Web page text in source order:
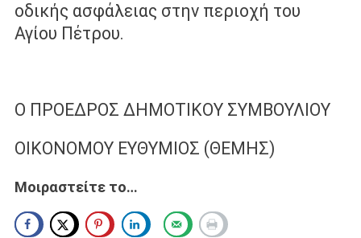
οδικής ασφάλειας στην περιοχή του
Αγίου Πέτρου.
Ο ΠΡΟΕΔΡΟΣ ΔΗΜΟΤΙΚΟΥ ΣΥΜΒΟΥΛΙΟΥ
ΟΙΚΟΝΟΜΟΥ ΕΥΘΥΜΙΟΣ (ΘΕΜΗΣ)
Μοιραστείτε το…